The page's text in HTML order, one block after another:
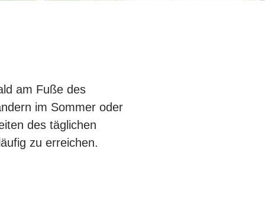
am Fuße des
im Sommer oder
des täglichen
zu erreichen.